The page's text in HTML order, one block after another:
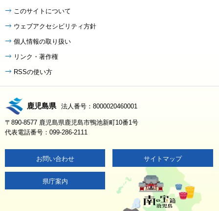
このサイトについて
ウェブアクセシビリティ方針
個人情報の取り扱い
リンク・著作権
RSSの使い方
鹿児島県 法人番号：8000020460001
〒890-8577 鹿児島県鹿児島市鴨池新町10番1号
代表電話番号：099-286-2111
お問い合わせ サイトマップ
県庁案内